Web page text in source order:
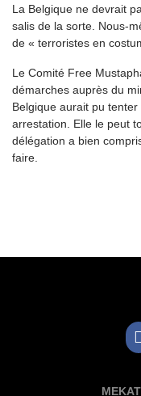
La Belgique ne devrait
salis de la sorte. Nous-
de « terroristes en
Le Comité Free
démarches auprès du
Belgique aurait pu
arrestation. Elle le peut
délégation a bien
faire.